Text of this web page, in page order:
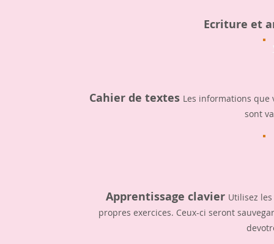
Ecriture et
Cahier de textes Les informations que
sont
Apprentissage clavier Utilisez
propres exercices. Ceux-ci seront